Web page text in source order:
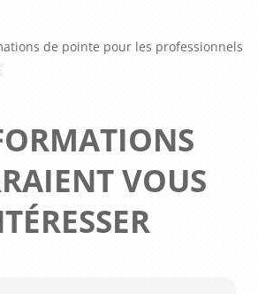
de pointe pour les professionnels
VOUS